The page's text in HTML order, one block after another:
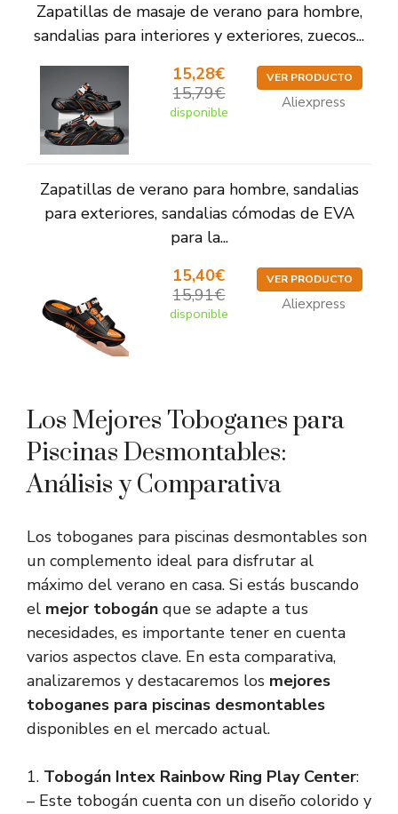
Zapatillas de masaje de verano para hombre,
sandalias para interiores y exteriores, zuecos...
15,28€
15,79€
disponible
VER PRODUCTO
Aliexpress
Zapatillas de verano para hombre, sandalias
para exteriores, sandalias cómodas de EVA
para la...
15,40€
15,91€
disponible
VER PRODUCTO
Aliexpress
Los Mejores Toboganes para
Piscinas Desmontables:
Análisis y Comparativa
Los toboganes para piscinas desmontables son
un complemento ideal para disfrutar al
máximo del verano en casa. Si estás buscando
el mejor tobogán que se adapte a tus
necesidades, es importante tener en cuenta
varios aspectos clave. En esta comparativa,
analizaremos y destacaremos los mejores
toboganes para piscinas desmontables
disponibles en el mercado actual.
1. Tobogán Intex Rainbow Ring Play Center:
– Este tobogán cuenta con un diseño colorido y